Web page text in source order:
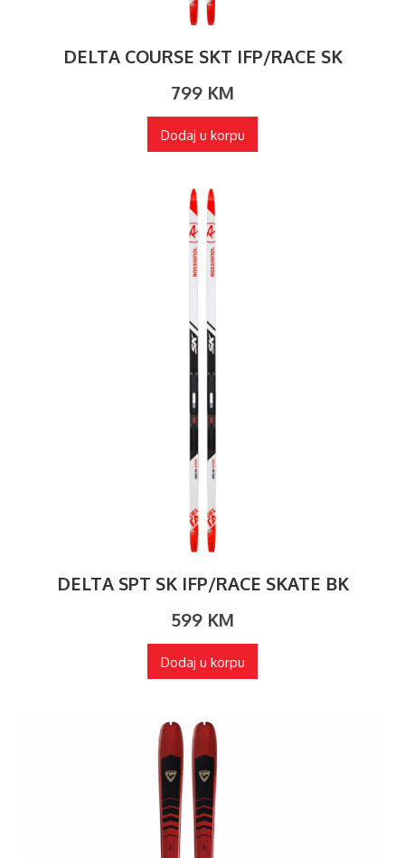
DELTA COURSE SKT IFP/RACE SK
799 KM
Dodaj u korpu
DELTA SPT SK IFP/RACE SKATE BK
599 KM
Dodaj u korpu